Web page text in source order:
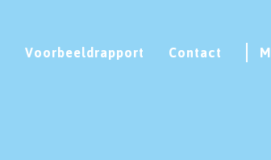
Voorbeeldrapport Contact